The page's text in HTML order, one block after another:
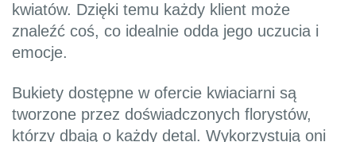
kwiatów. Dzięki temu każdy klient może
znaleźć coś, co idealnie odda jego uczucia i
emocje.
Bukiety dostępne w ofercie kwiaciarni są
tworzone przez doświadczonych florystów,
którzy dbają o każdy detal. Wykorzystują oni